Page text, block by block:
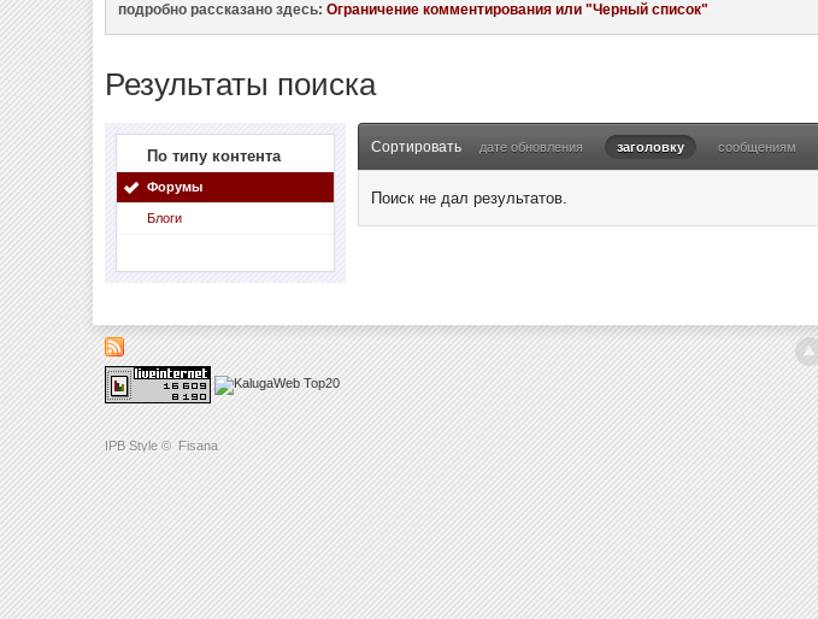
IPB Style © Fisana
подробно рассказано здесь:Ограничение комментирования или "Черный список"
Результаты поиска
По типу контента
Форумы
Блоги
Сортировать дате обновления заголовку сообщениям
Поиск не дал результатов.